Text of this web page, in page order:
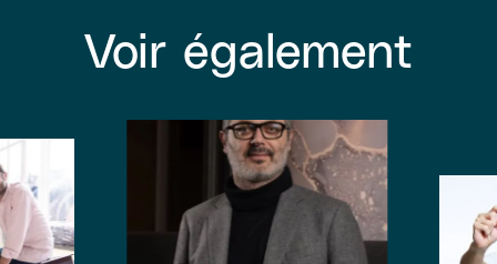
Voir également